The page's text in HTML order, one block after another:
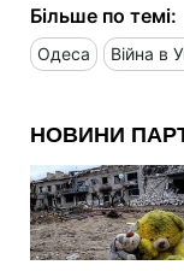
Більше по темі:
Одеса Війна в